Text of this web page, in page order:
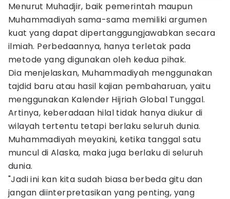
Menurut Muhadjir, baik pemerintah maupun
Muhammadiyah sama-sama memiliki argumen
kuat yang dapat dipertanggungjawabkan secara
ilmiah. Perbedaannya, hanya terletak pada
metode yang digunakan oleh kedua pihak.
Dia menjelaskan, Muhammadiyah menggunakan
tajdid baru atau hasil kajian pembaharuan, yaitu
menggunakan Kalender Hijriah Global Tunggal.
Artinya, keberadaan hilal tidak hanya diukur di
wilayah tertentu tetapi berlaku seluruh dunia.
Muhammadiyah meyakini, ketika tanggal satu
muncul di Alaska, maka juga berlaku di seluruh
dunia.
"Jadi ini kan kita sudah biasa berbeda gitu dan
jangan diinterpretasikan yang penting, yang